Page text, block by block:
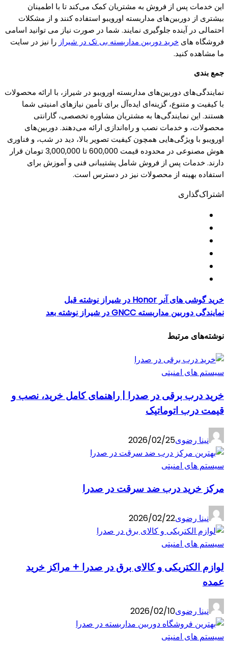
این خدمات پس از فروش به مشتریان کمک می‌کند تا با اطمینان
بیشتری از دوربین‌های مداربسته اورویبو استفاده کنند و از مشکلات
احتمالی در آینده جلوگیری نمایند. شما در صورت نیاز می توانید اسامی
فروشگاه های خرید دوربین مداربسته بی تک در شیراز را نیز در سایت
ما مشاهده کنید.
جمع بندی
نمایندگی‌های دوربین‌های مداربسته اورویبو در شیراز، با ارائه محصولات
با کیفیت و متنوع، گزینه‌ای ایده‌آل برای تأمین نیازهای امنیتی شما
هستند. این نمایندگی‌ها به مشتریان مشاوره تخصصی، گارانتی
محصولات، و خدمات نصب و راه‌اندازی ارائه می‌دهند. دوربین‌های
اورویبو با ویژگی‌هایی همچون کیفیت تصویر بالا، دید در شب، و فناوری
هوش مصنوعی در محدوده قیمت 600,000 تا 3,000,000 تومان قرار
دارند. خدمات پس از فروش شامل پشتیبانی فنی و آموزش برای
استفاده بهینه از محصولات نیز در دسترس است.
اشتراک‌گذاری
خرید گوشی های آنر Honor در شیراز
نوشته قبل
نمایندگی دوربین مداربسته GNCC در شیراز
نوشته بعد
نوشته‌های مرتبط
سیستم های امنیتی
خرید درب برقی در صدرا | راهنمای کامل خرید، نصب و
قیمت درب اتوماتیک
نینا رضوی2026/02/25
سیستم های امنیتی
مرکز خرید درب ضد سرقت در صدرا
نینا رضوی2026/02/22
سیستم های امنیتی
لوازم الکتریکی و کالای برق در صدرا + مراکز خرید
عمده
نینا رضوی2026/02/10
سیستم های امنیتی